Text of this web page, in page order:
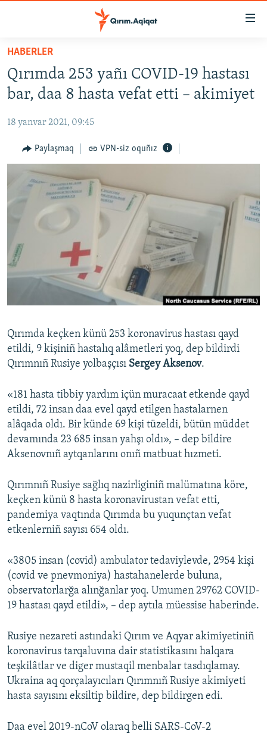
Esas
qaytmaq
Baş
qaytmaq
qaytmaq
HABERLER
SİYASET
CEMİYET
MEDENİYET
İNSAN AQLARI
FİKİR
Українською
QOŞULIÑIZ!
RFE/RS bütün saytları
HABERLER
Qırımda 253 yañı COVID-19 hastası
bar, daa 8 hasta vefat etti – akimiyet
18 yanvar 2021, 09:45
Paylaşmaq VPN-siz oquñız
Qırımda keçken künü 253 koronavirus hastası qayd
etildi, 9 kişiniñ hastalıq alâmetleri yoq, dep bildirdi
Qırımnıñ Rusiye yolbaşçısı Sergey Aksenov.
«181 hasta tibbiy yardım içün muracaat etkende qayd
etildi, 72 insan daa evel qayd etilgen hastalarnen
alâqada oldı. Bir künde 69 kişi tüzeldi, bütün müddet
devamında 23 685 insan yahşı oldı», – dep bildire
Aksenovnıñ aytqanlarını onıñ matbuat hızmeti.
Qırımnıñ Rusiye sağlıq nazirliginiñ malümatına köre,
keçken künü 8 hasta koronavirustan vefat etti,
pandemiya vaqtında Qırımda bu yuqunçtan vefat
etkenlerniñ sayısı 654 oldı.
«3805 insan (covid) ambulator tedaviylevde, 2954 kişi
(covid ve pnevmoniya) hastahanelerde buluna,
observatorlarğa alınğanlar yoq. Umumen 29762 COVID-
19 hastası qayd etildi», – dep aytıla müessise haberinde.
Rusiye nezareti astındaki Qırım ve Aqyar akimiyetiniñ
koronavirus tarqaluvına dair statistikasını halqara
teşkilâtlar ve diger mustaqil menbalar tasdıqlamay.
Ukraina aq qorçalayıcıları Qırımnıñ Rusiye akimiyeti
hasta sayısını eksiltip bildire, dep bildirgen edi.
Daa evel 2019-nCoV olaraq belli SARS-CoV-2